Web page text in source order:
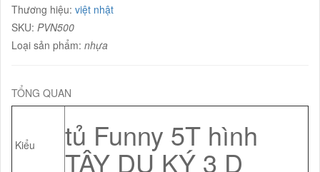
Thương hiệu: việt nhật
SKU: PVN500
Loại sản phẩm: nhựa
TỔNG QUAN
Kiểu tủ Funny 5T hình
TÂY DU KÝ 3 D